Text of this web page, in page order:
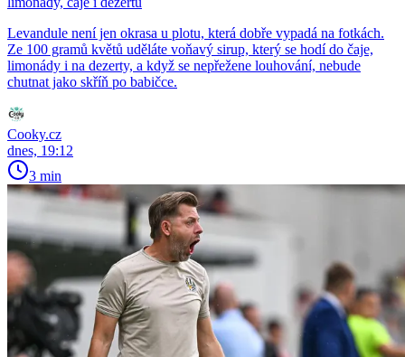
Levandule není jen okrasa u plotu, která dobře vypadá na fotkách.
Ze 100 gramů květů uděláte voňavý sirup, který se hodí do čaje,
limonády i na dezerty, a když se nepřežene louhování, nebude
chutnat jako skříň po babičce.
Cooky.cz
dnes, 19:12
3 min